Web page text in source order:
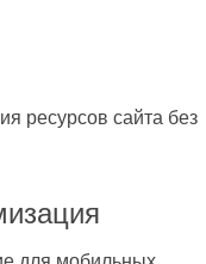
ресурсов сайта без